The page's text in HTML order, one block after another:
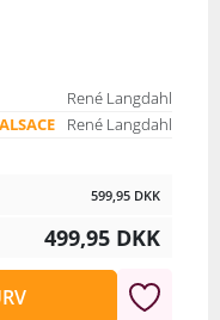
René Langdahl
René Langdahl
599,95 DKK
499,95 DKK